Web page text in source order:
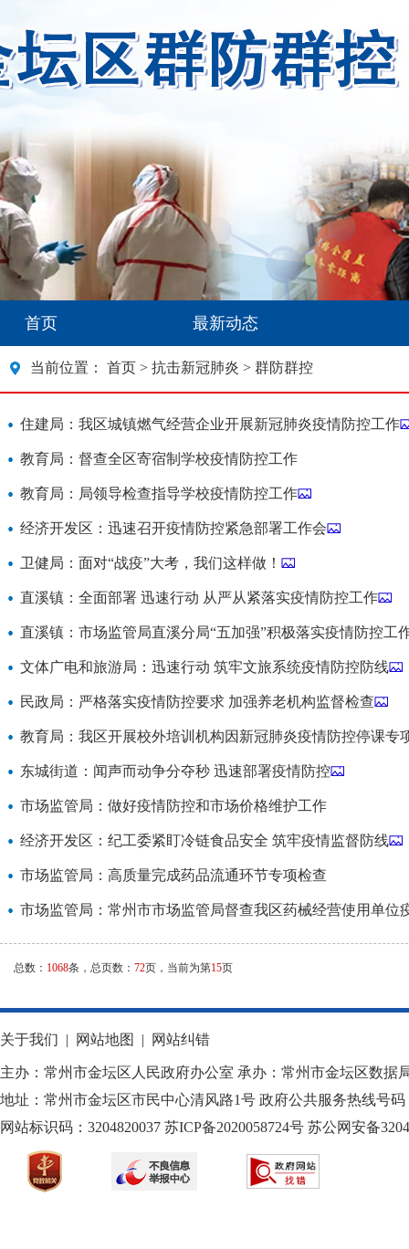
首页 最新动态
当前位置： 首页 > 抗击新冠肺炎 > 群防群控
住建局：我区城镇燃气经营企业开展新冠肺炎疫情防控工作
教育局：督查全区寄宿制学校疫情防控工作
教育局：局领导检查指导学校疫情防控工作
经济开发区：迅速召开疫情防控紧急部署工作会
卫健局：面对“战疫”大考，我们这样做！
直溪镇：全面部署 迅速行动 从严从紧落实疫情防控工作
直溪镇：市场监管局直溪分局“五加强”积极落实疫情防控工
文体广电和旅游局：迅速行动 筑牢文旅系统疫情防控防线
民政局：严格落实疫情防控要求 加强养老机构监督检查
教育局：我区开展校外培训机构因新冠肺炎疫情防控停课专
东城街道：闻声而动争分夺秒 迅速部署疫情防控
市场监管局：做好疫情防控和市场价格维护工作
经济开发区：纪工委紧盯冷链食品安全 筑牢疫情监督防线
市场监管局：高质量完成药品流通环节专项检查
市场监管局：常州市市场监管局督查我区药械经营使用单位
总数： 1068条，总页数： 72页，当前为第15页
关于我们 | 网站地图 | 网站纠错
主办：常州市金坛区人民政府办公室 承办：常州市金坛区数据
地址：常州市金坛区市民中心清风路1号 政府公共服务热线号码
网站标识码：3204820037 苏ICP备2020058724号 苏公网安备